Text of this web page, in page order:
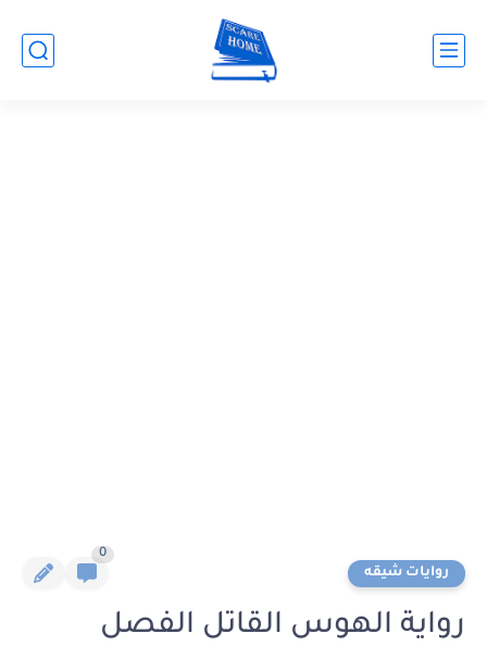
روايات شيقه
0
رواية الهوس القاتل الفصل